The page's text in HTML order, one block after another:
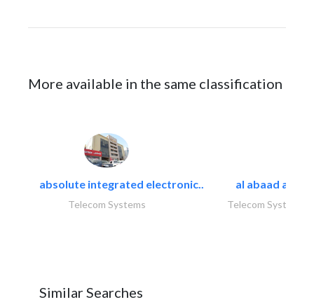
More available in the same classification
absolute integrated electronic..
Telecom Systems
al abaad al..
Telecom Systems
Similar Searches